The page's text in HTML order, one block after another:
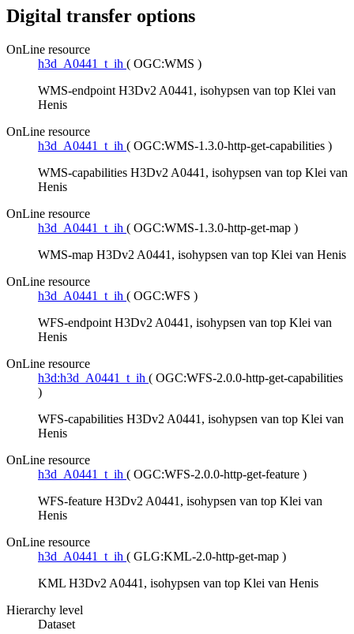
Digital transfer options
OnLine resource
h3d_A0441_t_ih ( OGC:WMS )
WMS-endpoint H3Dv2 A0441, isohypsen van top Klei van
Henis
OnLine resource
h3d_A0441_t_ih ( OGC:WMS-1.3.0-http-get-capabilities )
WMS-capabilities H3Dv2 A0441, isohypsen van top Klei van
Henis
OnLine resource
h3d_A0441_t_ih ( OGC:WMS-1.3.0-http-get-map )
WMS-map H3Dv2 A0441, isohypsen van top Klei van Henis
OnLine resource
h3d_A0441_t_ih ( OGC:WFS )
WFS-endpoint H3Dv2 A0441, isohypsen van top Klei van
Henis
OnLine resource
h3d:h3d_A0441_t_ih ( OGC:WFS-2.0.0-http-get-capabilities
)
WFS-capabilities H3Dv2 A0441, isohypsen van top Klei van
Henis
OnLine resource
h3d_A0441_t_ih ( OGC:WFS-2.0.0-http-get-feature )
WFS-feature H3Dv2 A0441, isohypsen van top Klei van
Henis
OnLine resource
h3d_A0441_t_ih ( GLG:KML-2.0-http-get-map )
KML H3Dv2 A0441, isohypsen van top Klei van Henis
Hierarchy level
Dataset